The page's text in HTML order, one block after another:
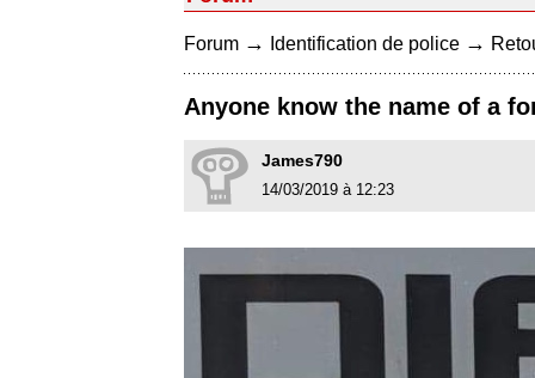
Forum → Identification de police →
Anyone know the name of a
James790
14/03/2019 à 12:23